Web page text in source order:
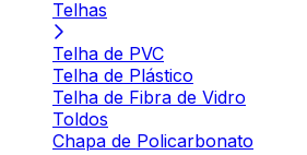
Telhas
Telha de PVC
Telha de Plástico
Telha de Fibra de Vidro
Toldos
Chapa de Policarbonato